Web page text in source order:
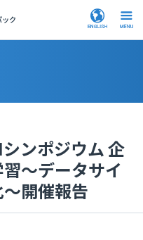
ク
ンポジウム 企
～データサイ
開催報告